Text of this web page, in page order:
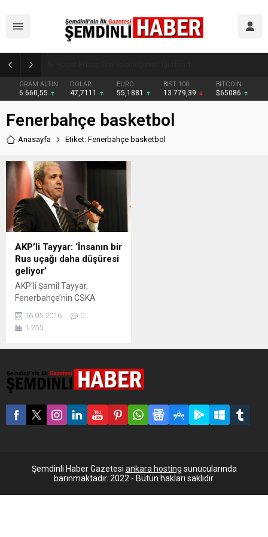
GRAM ALTIN
6.660,55
DOLAR
47,7111
EURO
55,1881
BIST 100
13.779,39
BITCOIN
$65086
Fenerbahçe basketbol
Anasayfa Etiket: Fenerbahçe basketbol
AKP’li Tayyar: ‘İnsanın bir
Rus uçağı daha düşüresi
geliyor’
AKP'li Şamil Tayyar,
Fenerbahçe’nin CSKA
ardından “İnsanın bir Rus
uçağı daha düşüresi geliyor”
karşı karşıya gelen
Fenerbahçe’nin yenilerek
Avrupa şampiyonluğunu
kaçırması sonrası, AKP
milletvekili Şamil Tayyar,
Fenerbahçe’nin 101-96
mağlup olması...
16.05.2016
0
1.255
Şemdinli Haber Gazetesi ankara hosting sunucularında
barınmaktadır. 2022 - Bütün hakları saklıdır.